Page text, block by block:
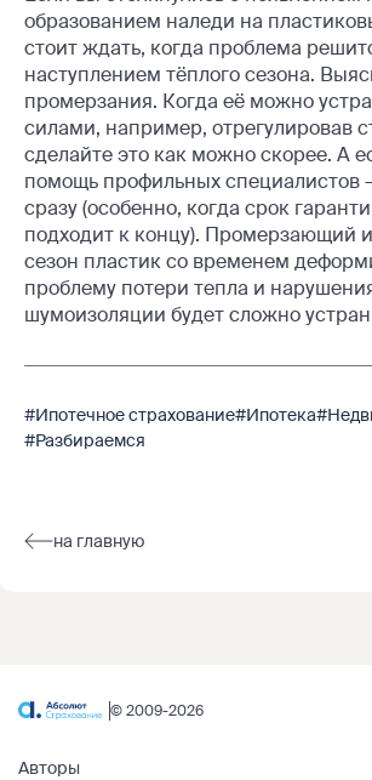
образованием наледи на
стоит ждать, когда проблема
наступлением тёплого сезона.
промерзания. Когда её можно
силами, например, отрегулировав
сделайте это как можно скорее. А
помощь профильных специалистов
сразу (особенно, когда срок
подходит к концу). Промерзающий
сезон пластик со временем
проблему потери тепла и
шумоизоляции будет сложно
#Ипотечное страхование#Ипотека
#Разбираемся
на главную
© 2009-2026
Авторы